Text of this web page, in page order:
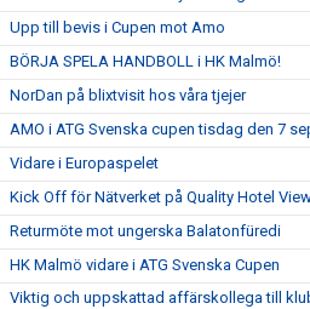
Upp till bevis i Cupen mot Amo
BÖRJA SPELA HANDBOLL i HK Malmö!
NorDan på blixtvisit hos våra tjejer
AMO i ATG Svenska cupen tisdag den 7
Vidare i Europaspelet
Kick Off för Nätverket på Quality Hotel
Returmöte mot ungerska Balatonfüredi
HK Malmö vidare i ATG Svenska Cupen
Viktig och uppskattad affärskollega till